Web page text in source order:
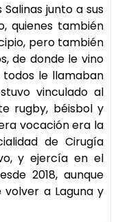
junto a sus
quienes también
pero también
de donde le vino
le llamaban
vinculado al
rugby, béisbol y
vocación era la
de Cirugía
y ejercía en el
2018, aunque
a Laguna y